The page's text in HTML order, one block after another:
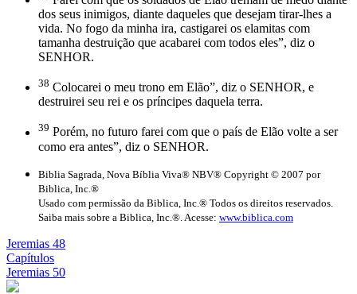
dos seus inimigos, diante daqueles que desejam tirar-lhes a
vida. No fogo da minha ira, castigarei os elamitas com
tamanha destruição que acabarei com todos eles”, diz o
SENHOR.
38 Colocarei o meu trono em Elão”, diz o SENHOR, e
destruirei seu rei e os príncipes daquela terra.
39 Porém, no futuro farei com que o país de Elão volte a ser
como era antes”, diz o SENHOR.
Biblia Sagrada, Nova Bíblia Viva® NBV® Copyright © 2007 por
Biblica, Inc.®
Usado com permissão da Biblica, Inc.® Todos os direitos reservados.
Saiba mais sobre a Biblica, Inc.®. Acesse: www.biblica.com
Jeremias 48
Capítulos
Jeremias 50